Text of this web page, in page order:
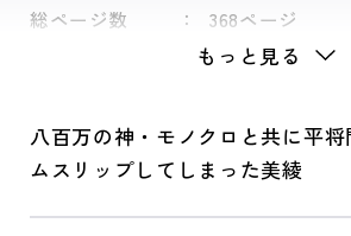
総ページ数 368ページ
もっと見る
八百万の神・モノクロと共に平将
ムスリップしてしまった美綾